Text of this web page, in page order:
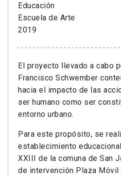
Educación
Escuela de Arte
2019
El proyecto llevado a cabo
Francisco Schwember
hacia el impacto de las
ser humano como ser
entorno urbano.
Para este propósito, se
establecimiento
XXIII de la comuna de San
de intervención Plaza Móvil